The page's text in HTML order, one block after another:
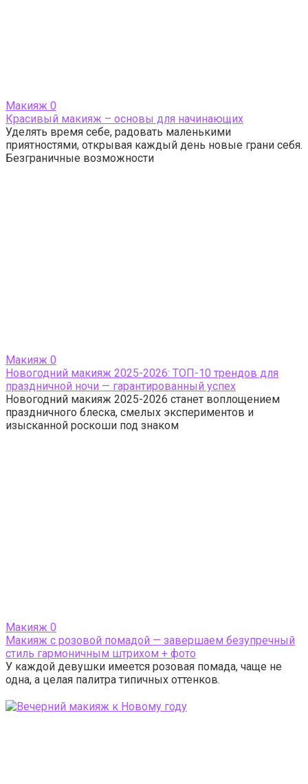
Макияж 0
Красивый макияж – основы для начинающих
Уделять время себе, радовать маленькими
приятностями, открывая каждый день новые грани себя.
Безграничные возможности
Макияж 0
Новогодний макияж 2025-2026: ТОП-10 трендов для
праздничной ночи — гарантированный успех
Новогодний макияж 2025-2026 станет воплощением
праздничного блеска, смелых экспериментов и
изысканной роскоши под знаком
Макияж 0
Макияж с розовой помадой — завершаем безупречный
стиль гармоничным штрихом + фото
У каждой девушки имеется розовая помада, чаще не
одна, а целая палитра типичных оттенков.